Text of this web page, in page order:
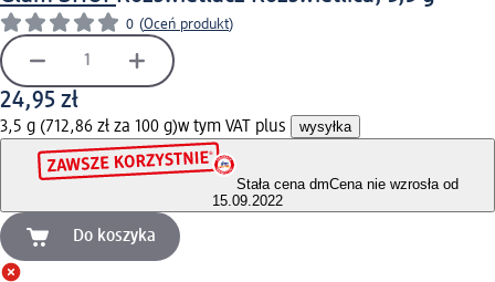
0 (Oceń produkt)
24,95 zł
3,5 g (712,86 zł za 100 g)w tym VAT plus wysyłka
Stała cena dmCena nie wzrosła od
15.09.2022
Do koszyka